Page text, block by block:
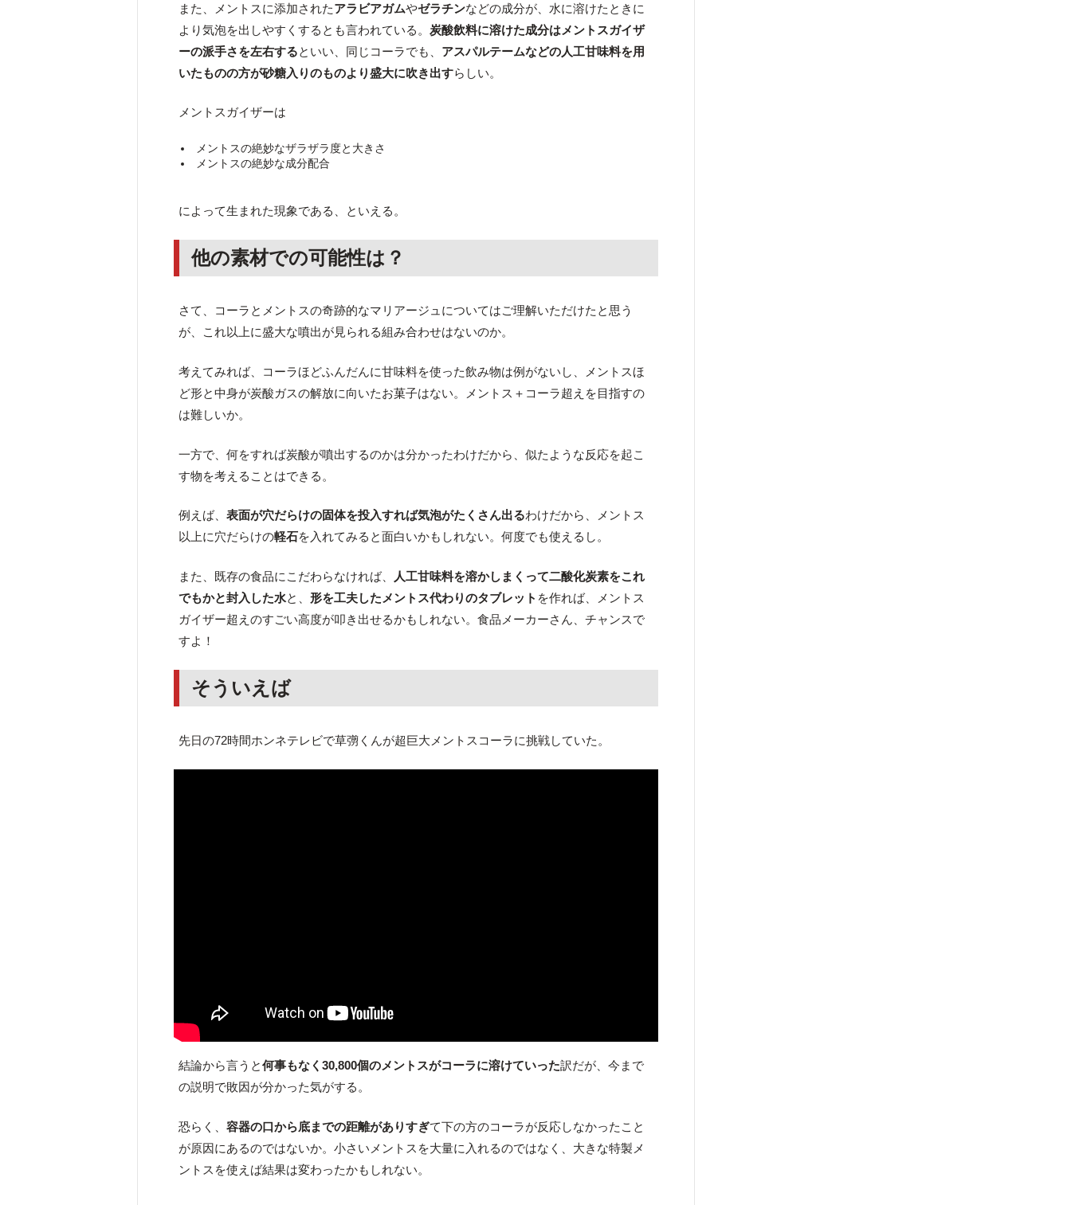
また、メントスに添加されたアラビアガムやゼラチンなどの成分が、水に溶けたときに
より気泡を出しやすくするとも言われている。炭酸飲料に溶けた成分はメントスガイザ
ーの派手さを左右するといい、同じコーラでも、 アスパルテームなどの人工甘味料を用
いたものの方が砂糖入りのものより盛大に吹き出すらしい。
メントスガイザーは
メントスの絶妙なザラザラ度と大きさ
メントスの絶妙な成分配合
によって生まれた現象である、といえる。
他の素材での可能性は？
さて、コーラとメントスの奇跡的なマリアージュについてはご理解いただけたと思う
が、これ以上に盛大な噴出が見られる組み合わせはないのか。
考えてみれば、コーラほどふんだんに甘味料を使った飲み物は例がないし、メントスほ
ど形と中身が炭酸ガスの解放に向いたお菓子はない。メントス＋コーラ超えを目指すの
は難しいか。
一方で、何をすれば炭酸が噴出するのかは分かったわけだから、似たような反応を起こ
す物を考えることはできる。
例えば、表面が穴だらけの固体を投入すれば気泡がたくさん出るわけだから、メントス
以上に穴だらけの軽石を入れてみると面白いかもしれない。何度でも使えるし。
また、既存の食品にこだわらなければ、
人工甘味料を溶かしまくって二酸化炭素をこれ
でもかと封入した水と、形を工夫したメントス代わりのタブレット を作れば、メントス
ガイザー超えのすごい高度が叩き出せるかもしれない。食品メーカーさん、チャンスで
すよ！
そういえば
先日の72時間ホンネテレビで草彅くんが超巨大メントスコーラに挑戦していた。
結論から言うと何事もなく30,800個のメントスがコーラに溶けていった訳だが、今まで
の説明で敗因が分かった気がする。
恐らく、容器の口から底までの距離がありすぎて下の方のコーラが反応しなかったこと
が原因にあるのではないか。小さいメントスを大量に入れるのではなく、大きな特製メ
ントスを使えば結果は変わったかもしれない。